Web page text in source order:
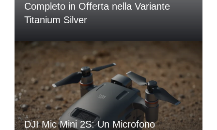
Completo in Offerta nella Variante
Titanium Silver
DJI Mic Mini 2S: Un Microfono